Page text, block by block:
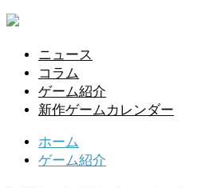
ニュース
コラム
ゲーム紹介
新作ゲームカレンダー
ホーム
ゲーム紹介